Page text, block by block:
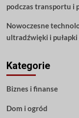
podczas transportu i
Nowoczesne
ultradźwięki i
Kategorie
Biznes i finanse
Dom i ogród